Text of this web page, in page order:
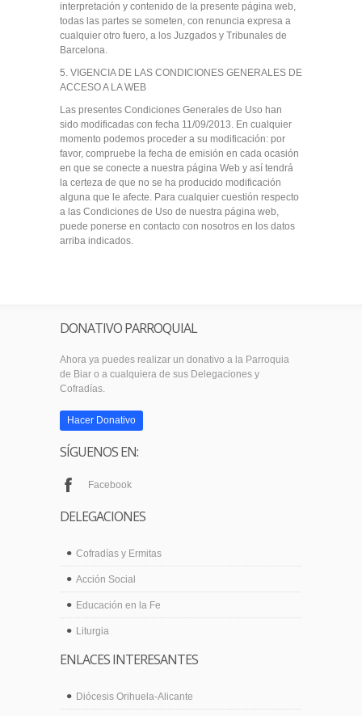
interpretación y contenido de la presente página web,
todas las partes se someten, con renuncia expresa a
cualquier otro fuero, a los Juzgados y Tribunales de
Barcelona.
5. VIGENCIA DE LAS CONDICIONES GENERALES DE
ACCESO A LA WEB
Las presentes Condiciones Generales de Uso han
sido modificadas con fecha 11/09/2013. En cualquier
momento podemos proceder a su modificación: por
favor, compruebe la fecha de emisión en cada ocasión
en que se conecte a nuestra página Web y así tendrá
la certeza de que no se ha producido modificación
alguna que le afecte. Para cualquier cuestión respecto
a las Condiciones de Uso de nuestra página web,
puede ponerse en contacto con nosotros en los datos
arriba indicados.
DONATIVO PARROQUIAL
Ahora ya puedes realizar un donativo a la Parroquia
de Biar o a cualquiera de sus Delegaciones y
Cofradías.
Hacer Donativo
SÍGUENOS EN:
Facebook
DELEGACIONES
Cofradías y Ermitas
Acción Social
Educación en la Fe
Liturgia
ENLACES INTERESANTES
Diócesis Orihuela-Alicante